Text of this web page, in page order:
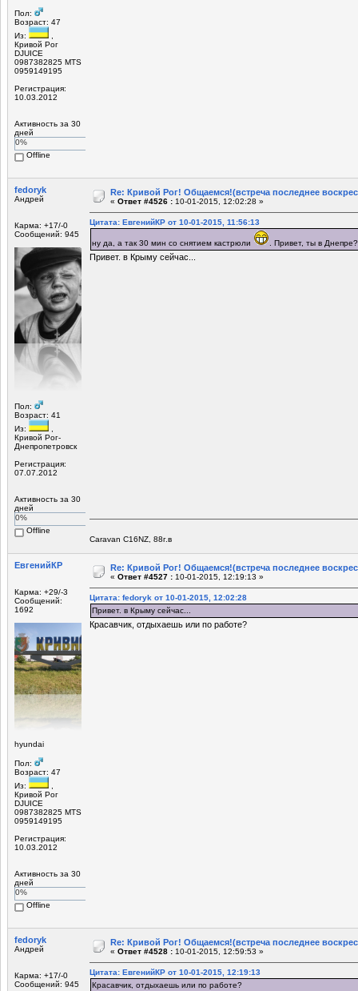
Пол:
Возраст: 47
Из:
Кривой Рог
DJUICE
0987382825 MTS
0959149195
Регистрация:
10.03.2012
Активность за 30
дней
0%
Offline
fedoryk
Андрей
Карма: +17/-0
Сообщений: 945
Пол:
Возраст: 41
Из:
Кривой Рог-
Днепропетровск
Регистрация:
07.07.2012
Активность за 30
дней
0%
Offline
Re: Кривой Рог! Общаемся!(встреча последнее
« Ответ #4526 : 10-01-2015, 12:02:28 »
Цитата: ЕвгенийКР от 10-01-2015, 11:56:13
ну да, а так 30 мин со снятием кастрюли . Привет, ты в Днепре?
Привет. в Крыму сейчас...
Caravan C16NZ, 88г.в
ЕвгенийКР
Карма: +29/-3
Сообщений:
1692
hyundai
Пол:
Возраст: 47
Из:
Кривой Рог
DJUICE
0987382825 MTS
0959149195
Регистрация:
10.03.2012
Активность за 30
дней
0%
Offline
Re: Кривой Рог! Общаемся!(встреча последнее
« Ответ #4527 : 10-01-2015, 12:19:13 »
Цитата: fedoryk от 10-01-2015, 12:02:28
Привет. в Крыму сейчас...
Красавчик, отдыхаешь или по работе?
fedoryk
Андрей
Карма: +17/-0
Сообщений: 945
Re: Кривой Рог! Общаемся!(встреча последнее
« Ответ #4528 : 10-01-2015, 12:59:53 »
Цитата: ЕвгенийКР от 10-01-2015, 12:19:13
Красавчик, отдыхаешь или по работе?